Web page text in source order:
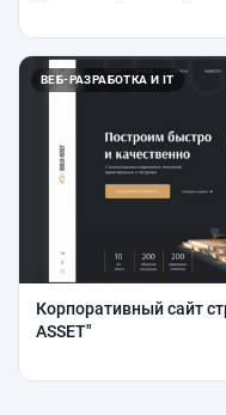
ВЕБ-РАЗРАБОТКА И IT
Корпоративный сайт
ASSET"